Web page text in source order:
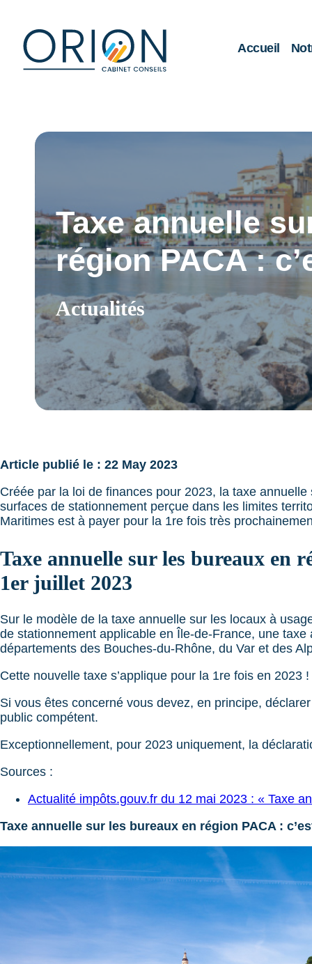
Accueil
Taxe annuelle
région PACA :
Actualités
Article publié le : 22 May 2023
Créée par la loi de finances pour 2023, la taxe
surfaces de stationnement perçue dans les limites
Maritimes est à payer pour la 1re fois très
Taxe annuelle sur les bureaux en
1er juillet 2023
Sur le modèle de la taxe annuelle sur les locaux à
de stationnement applicable en Île-de-France, une
départements des Bouches-du-Rhône, du Var et des
Cette nouvelle taxe s’applique pour la 1re fois en 2023 !
Si vous êtes concerné vous devez, en principe,
public compétent.
Exceptionnellement, pour 2023 uniquement, la
Sources :
Actualité impôts.gouv.fr du 12 mai 2023 : « Taxe
Taxe annuelle sur les bureaux en région PACA :